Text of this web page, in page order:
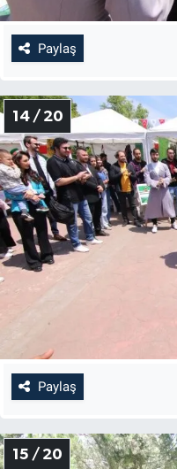
Paylaş
14 / 20
Paylaş
15 / 20